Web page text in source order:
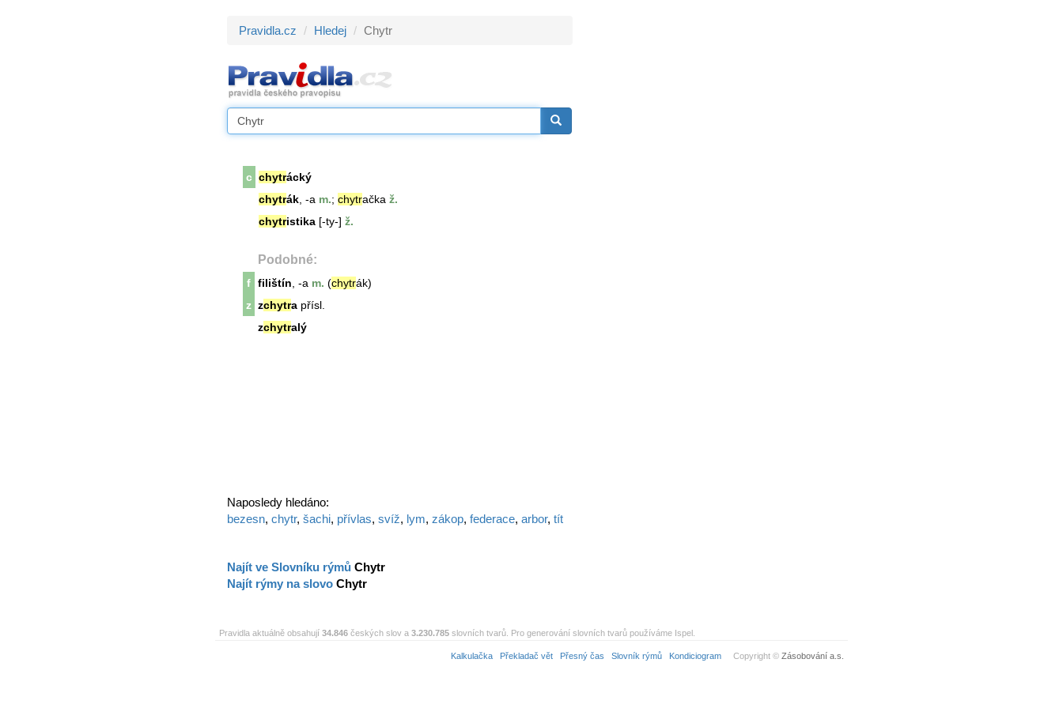
Pravidla.cz Hledej Chytr
c chytrácký
chytrák , -a m.; chytračka ž.
chytristika [-ty-] ž.
Podobné:
f filištín , -a m. (chytrák)
z zchytra přísl.
zchytralý
Naposledy hledáno:
bezesn, chytr, šachi, přívlas, svíž, lym, zákop, federace, arbor, tít
Najít ve Slovníku rýmů Chytr
Najít rýmy na slovo Chytr
Pravidla aktuálně obsahují 34.846 českých slov a 3.230.785 slovních tvarů. Pro generování slovních tvarů používáme Ispel.
Kalkulačka Překladač vět Přesný čas Slovník rýmů Kondiciogram Copyright © Zásobování a.s.